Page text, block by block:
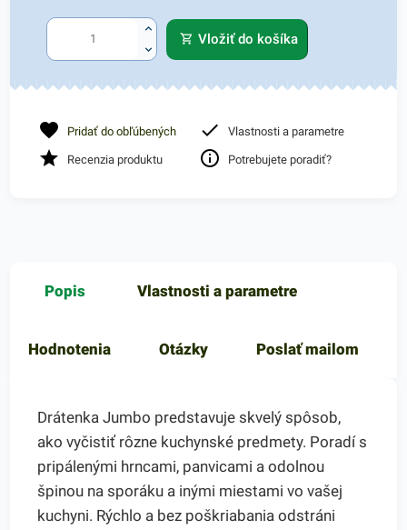
Vložiť do košíka
Pridať do obľúbených Vlastnosti a parametre
Recenzia produktu Potrebujete poradiť?
Popis Vlastnosti a parametre
Hodnotenia Otázky Poslať mailom
Drátenka Jumbo predstavuje skvelý spôsob,
ako vyčistiť rôzne kuchynské predmety. Poradí s
pripálenými hrncami, panvicami a odolnou
špinou na sporáku a inými miestami vo vašej
kuchyni. Rýchlo a bez poškriabania odstráni